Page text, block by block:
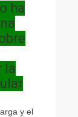
ha
la
y el